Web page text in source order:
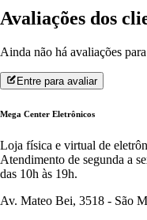
Avaliações dos
Ainda não há avaliações
Entre para avaliar
Mega Center Eletrônicos
Loja física e virtual de
Atendimento de segunda a
das 10h às 19h.
Av. Mateo Bei, 3518 - São